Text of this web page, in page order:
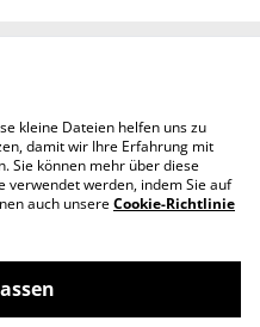
Cookie-Richtlinie
kleine Dateien helfen uns zu
damit wir Ihre Erfahrung mit
Sie können mehr über diese
verwendet werden, indem Sie auf
auch unsereCookie-Richtlinie